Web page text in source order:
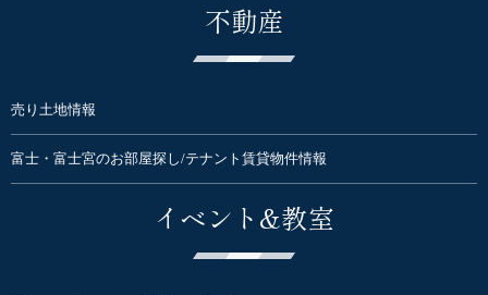
不動産
売り土地情報
富士・富士宮のお部屋探し/テナント賃貸物件情報
イベント&教室